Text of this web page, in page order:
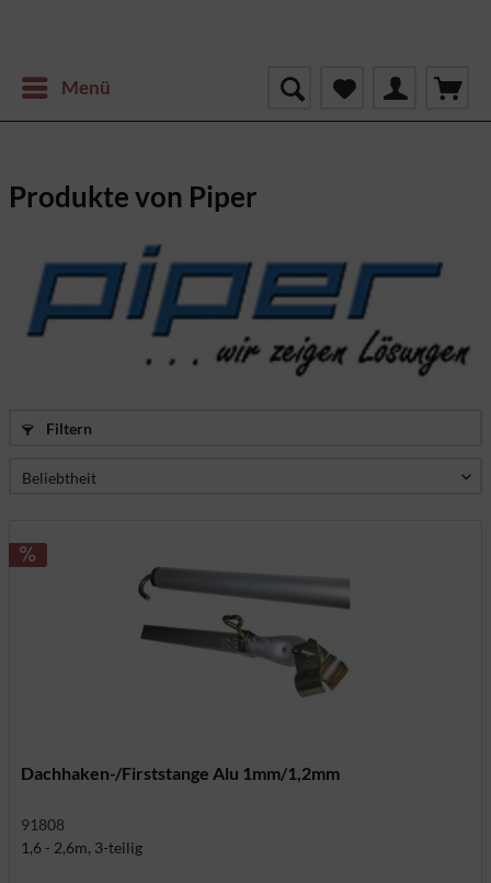
Menü
Produkte von Piper
Filtern
Dachhaken-/Firststange Alu 1mm/1,2mm
91808
1,6 - 2,6m, 3-teilig